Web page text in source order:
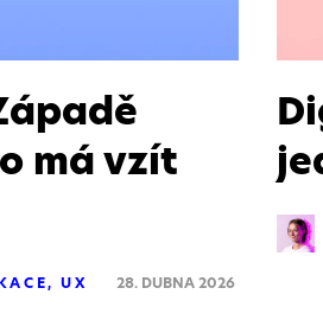
má vzít
UX 28. DUBNA 2026